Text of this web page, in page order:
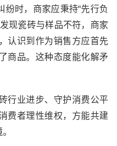
纷时，商家应秉持“先行负
现瓷砖与样品不符，商家
认识到作为销售方应首先
商品。这种态度能化解矛
行业进步、守护消费公平
费者理性维权，方能共建